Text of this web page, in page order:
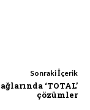
Sonraki İçerik
‘TOTAL’
çözümler